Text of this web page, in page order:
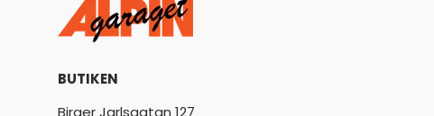
BUTIKEN
Birger Jarlsgatan 127